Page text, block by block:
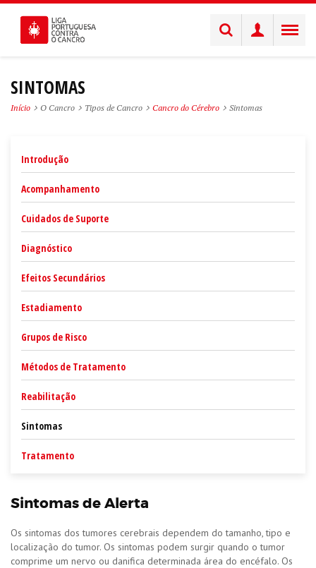
SINTOMAS
Início O Cancro Tipos de Cancro Cancro do Cérebro Sintomas
Introdução
Acompanhamento
Cuidados de Suporte
Diagnóstico
Efeitos Secundários
Estadiamento
Grupos de Risco
Métodos de Tratamento
Reabilitação
Sintomas
Tratamento
Sintomas de Alerta
Os sintomas dos tumores cerebrais dependem do tamanho, tipo e
localização do tumor. Os sintomas podem surgir quando o tumor
comprime um nervo ou danifica determinada área do encéfalo. Os